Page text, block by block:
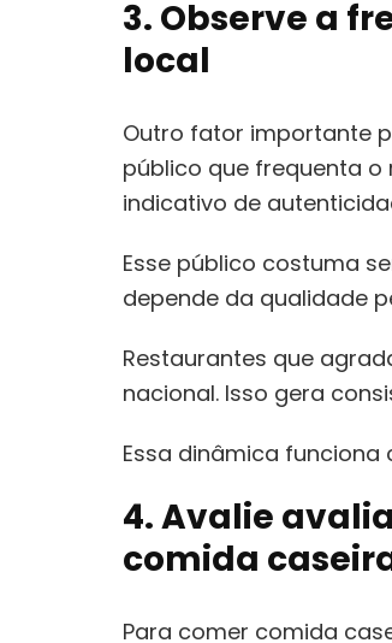
3. Observe a
local
Outro fator importante
público que frequenta
indicativo de
Esse público costuma
depende da qualidade
Restaurantes que
nacional. Isso gera
Essa dinâmica
4. Avalie
comida
Para comer comida